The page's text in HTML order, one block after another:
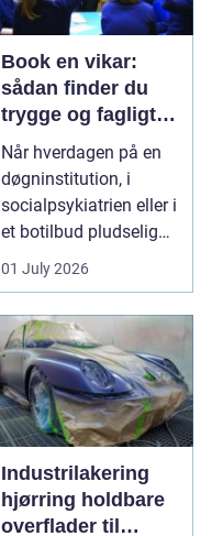
Book en vikar:
sådan finder du
trygge og fagligt
stærke løsninger
Når hverdagen på en
døgninstitution, i
socialpsykiatrien eller i
et botilbud pludselig
ændrer sig, k...
01 July 2026
Industrilakering
hjørring holdbare
overflader til